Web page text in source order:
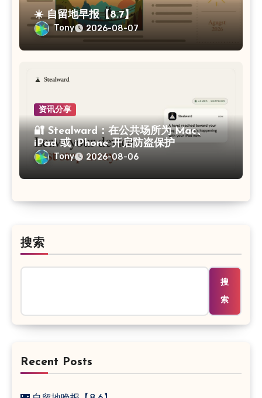
☀️ 自留地早报【8.7】
Tony 2026-08-07
资讯分享
🔐 Stealward：在公共场所为 Mac、
iPad 或 iPhone 开启防盗保护
Tony 2026-08-06
搜索
搜
索
Recent Posts